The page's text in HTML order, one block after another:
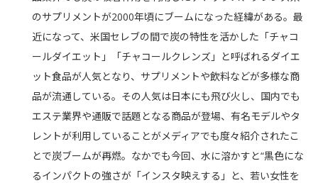
のサプリメントが2000年頃にブームになった経緯がある。最
近になって、米国セレブの間で炭の特性を活かした「チャコ
ールダイエット」「チャコールクレンズ」と呼ばれるダイエ
ット食品が人気となり、サプリメントや飲料などが多様な商
品が流通している。その人気は日本にも飛び火し、国内でも
エステ業界や通販で話題となる商品が登場、有名モデルやタ
レントが利用していることがメディアでも度々紹介されたこ
とで炭ブームが再燃。なかでも今回、水に溶かすと“黒色にな
るインパクトの強さが「インスタ映えする」と、若い女性を